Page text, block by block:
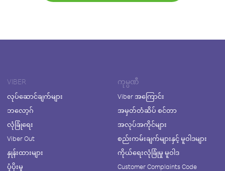
VIBER
လုပ်ဆောင်ချက်များ
ဘလော့ဂ်
လုံခြုံရေး
Viber Out
နှုန်းထားများ
ပံ့ပိုးမှု
ကုမ္ပဏီ
Viber အကြောင်း
အမှတ်တံဆိပ် စင်တာ
အလုပ်အကိုင်များ
စည်းကမ်းချက်များနှင့် မူဝါဒများ
ကိုယ်ရေးလုံခြုံမှု မူဝါဒ
Customer Complaints Code